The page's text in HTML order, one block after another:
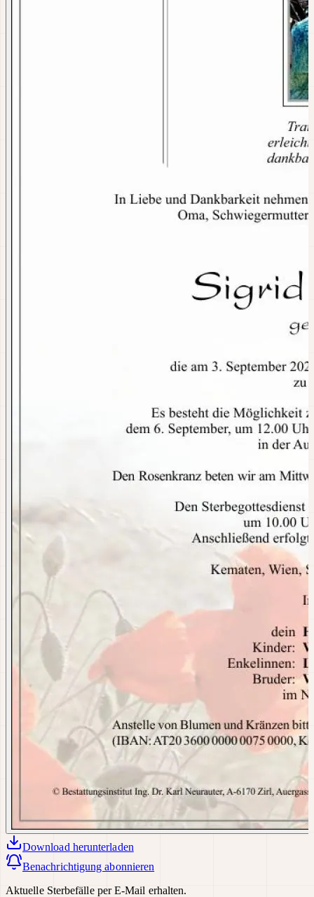
Download herunterladen
Benachrichtigung abonnieren
Aktuelle Sterbefälle per E-Mail erhalten.